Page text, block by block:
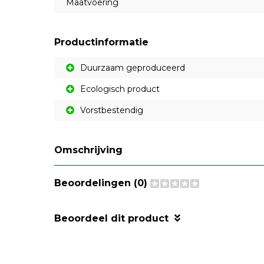
Productinformatie
Duurzaam geproduceerd
Ecologisch product
Vorstbestendig
Omschrijving
Beoordelingen (0)
Beoordeel dit product